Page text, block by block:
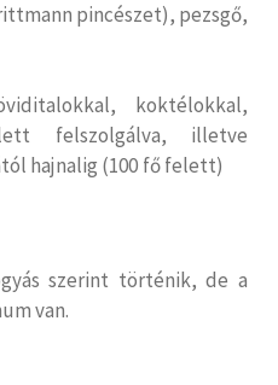
pincészet), pezsgő,
koktélokkal,
felszolgálva, illetve
hajnalig (100 fő felett)
szerint történik, de a
van.